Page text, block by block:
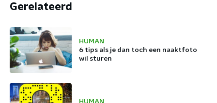
Gerelateerd
HUMAN
6 tips als je dan toch een naaktfoto
wil sturen
HUMAN